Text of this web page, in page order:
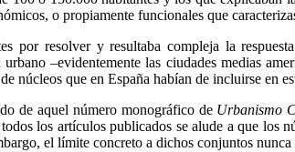
o propiamente funcionales que
por resolver y resultaba compleja la
–evidentemente las ciudades medias
núcleos que en España habían de incluirse en
de aquel número monográfico de Urbanismo
los artículos publicados se alude a que los
el límite concreto a dichos conjuntos